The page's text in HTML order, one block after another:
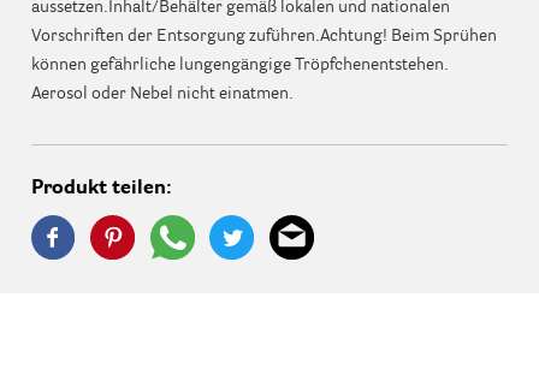
aussetzen.Inhalt/Behälter gemäß lokalen und nationalen
Vorschriften der Entsorgung zuführen.Achtung! Beim Sprühen
können gefährliche lungengängige Tröpfchenentstehen.
Aerosol oder Nebel nicht einatmen.
Produkt teilen: